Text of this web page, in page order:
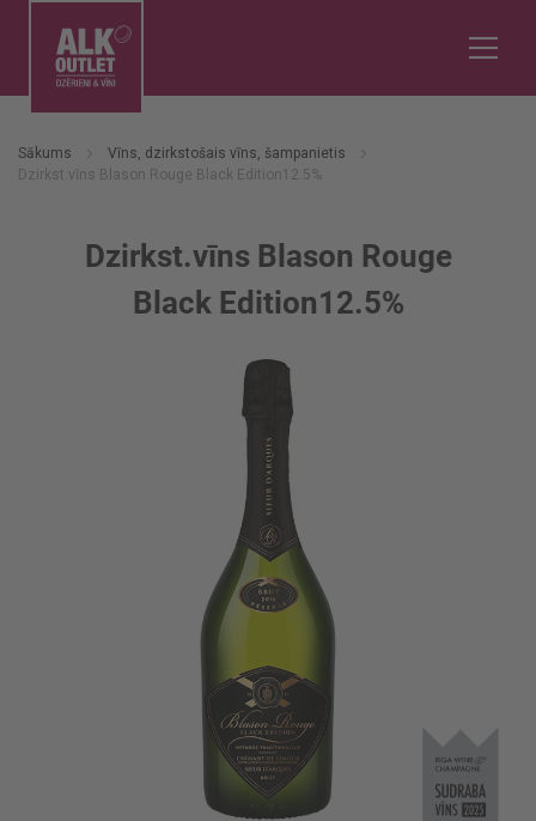
Sākums
Vīns, dzirkstošais vīns, šampanietis
Dzirkst.vīns Blason Rouge Black Edition12.5%
Dzirkst.vīns Blason Rouge
Black Edition12.5%